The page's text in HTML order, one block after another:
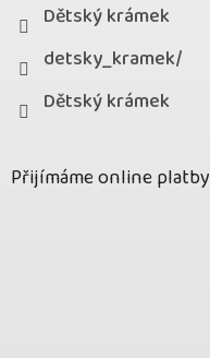
Dětský krámek
detsky_kramek/
Dětský krámek
Přijímáme online platby